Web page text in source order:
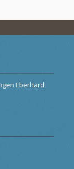
Eberhard